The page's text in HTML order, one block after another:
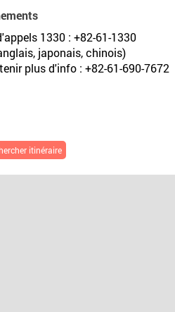
1330 : +82-61-1330
japonais, chinois)
plus d'info : +82-61-690-7672
itinéraire